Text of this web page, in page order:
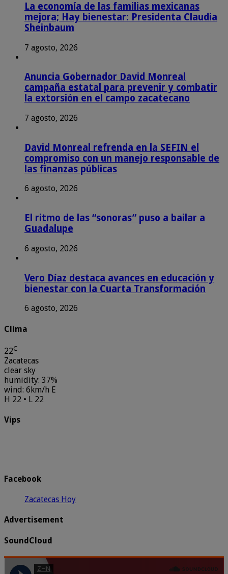
La economía de las familias mexicanas
mejora; Hay bienestar: Presidenta Claudia
Sheinbaum
7 agosto, 2026
Anuncia Gobernador David Monreal
campaña estatal para prevenir y combatir
la extorsión en el campo zacatecano
7 agosto, 2026
David Monreal refrenda en la SEFIN el
compromiso con un manejo responsable de
las finanzas públicas
6 agosto, 2026
El ritmo de las “sonoras” puso a bailar a
Guadalupe
6 agosto, 2026
Vero Díaz destaca avances en educación y
bienestar con la Cuarta Transformación
6 agosto, 2026
Clima
22C
Zacatecas
clear sky
humidity: 37%
wind: 6km/h E
H 22 • L 22
Vips
Facebook
Zacatecas Hoy
Advertisement
SoundCloud